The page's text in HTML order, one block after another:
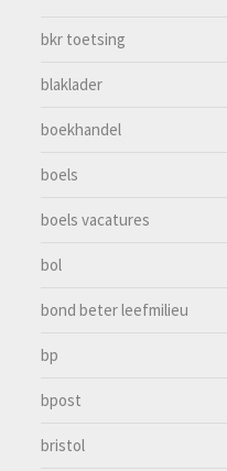
bkr toetsing
blaklader
boekhandel
boels
boels vacatures
bol
bond beter leefmilieu
bp
bpost
bristol